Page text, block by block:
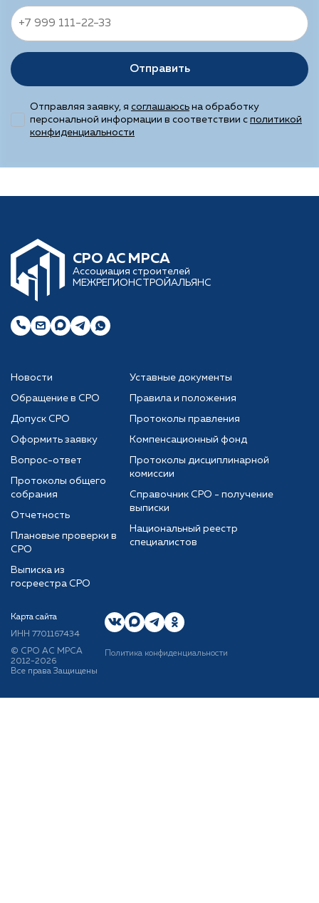
Отправить
Отправляя заявку, я соглашаюсь на обработку
персональной информации в соответствии с политикой
конфиденциальности
CРО АС МРСА
Ассоциация строителей
МЕЖРЕГИОНСТРОЙАЛЬЯНС
Новости
Обращение в СРО
Допуск СРО
Оформить заявку
Вопрос-ответ
Уставные документы
Правила и положения
Протоколы правления
Компенсационный фонд
Протоколы дисциплинарной
комиссии
Протоколы общего
собрания
Отчетность
Плановые проверки в
СРО
Выписка из
госреестра СРО
Справочник СРО - получение
выписки
Национальный реестр
специалистов
Карта сайта
ИНН 7701167434
© CРО АС МРСА
2012-2026
Все права Защищены
Политика конфиденциальности